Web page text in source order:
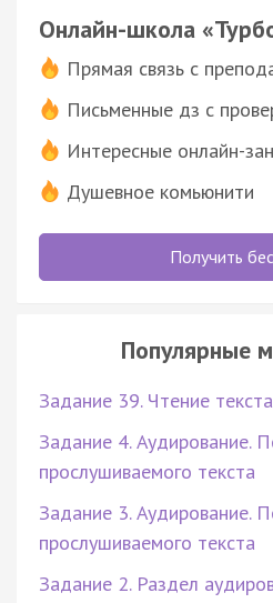
Онлайн-школа
Прямая связь с
Письменные дз с
Интересные онлайн-
Душевное комьюнити
Получить
Популярные
Задание 39. Чтение
Задание 4. Аудирование.
прослушиваемого текста
Задание 3. Аудирование.
прослушиваемого текста
Задание 2. Раздел